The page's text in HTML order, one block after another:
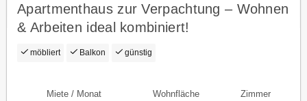
Apartmenthaus zur Verpachtung – Wohnen
& Arbeiten ideal kombiniert!
möbliert Balkon günstig
Miete / Monat Wohnfläche Zimmer